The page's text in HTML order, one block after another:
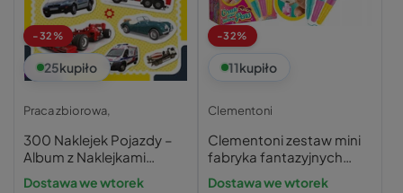
-32%
25kupiło
Praca zbiorowa,
300 Naklejek Pojazdy –
Album z Naklejkami
Zielona Sowa
Dostawa we wtorek
-32%
11kupiło
Clementoni
Clementoni zestaw mini
fabryka fantazyjnych
długopisów 18831
Dostawa we wtorek